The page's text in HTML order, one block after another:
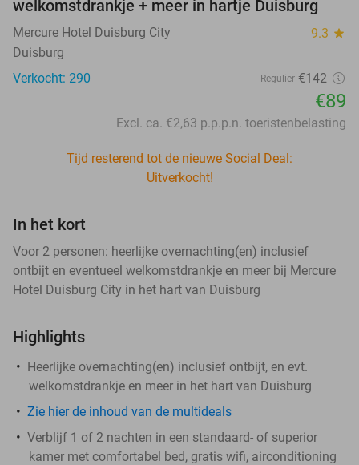
welkomstdrankje + meer in hartje Duisburg
Mercure Hotel Duisburg City 9.3 star
Duisburg
Verkocht: 290
Regulier €142
€89
Excl. ca. €2,63 p.p.p.n. toeristenbelasting
Tijd resterend tot de nieuwe Social Deal:
Uitverkocht!
In het kort
Voor 2 personen: heerlijke overnachting(en) inclusief
ontbijt en eventueel welkomstdrankje en meer bij Mercure
Hotel Duisburg City in het hart van Duisburg
Highlights
Heerlijke overnachting(en) inclusief ontbijt, en evt.
welkomstdrankje en meer in het hart van Duisburg
Zie hier de inhoud van de multideals
Verblijf 1 of 2 nachten in een standaard- of superior
kamer met comfortabel bed, gratis wifi, airconditioning